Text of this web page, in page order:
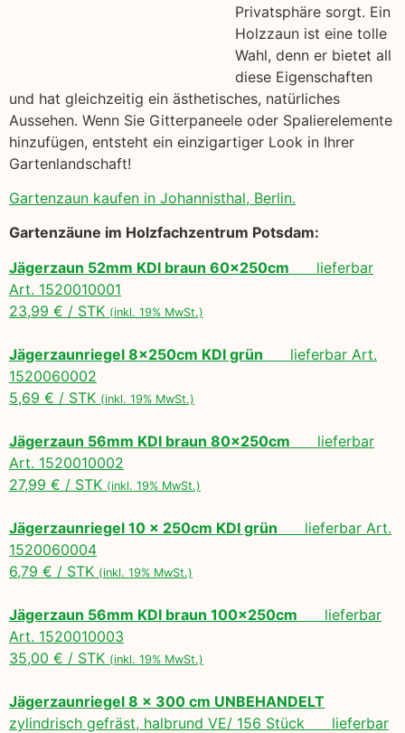
Privatsphäre sorgt. Ein
Holzzaun ist eine tolle
Wahl, denn er bietet all
diese Eigenschaften
und hat gleichzeitig ein ästhetisches, natürliches
Aussehen. Wenn Sie Gitterpaneele oder Spalierelemente
hinzufügen, entsteht ein einzigartiger Look in Ihrer
Gartenlandschaft!
Gartenzaun kaufen in Johannisthal, Berlin.
Gartenzäune im Holzfachzentrum Potsdam:
Jägerzaun 52mm KDI braun 60x250cm lieferbar
Art. 1520010001
23,99 € / STK (inkl. 19% MwSt.)
Jägerzaunriegel 8x250cm KDI grün lieferbar Art.
1520060002
5,69 € / STK (inkl. 19% MwSt.)
Jägerzaun 56mm KDI braun 80x250cm lieferbar
Art. 1520010002
27,99 € / STK (inkl. 19% MwSt.)
Jägerzaunriegel 10 x 250cm KDI grün lieferbar Art.
1520060004
6,79 € / STK (inkl. 19% MwSt.)
Jägerzaun 56mm KDI braun 100x250cm lieferbar
Art. 1520010003
35,00 € / STK (inkl. 19% MwSt.)
Jägerzaunriegel 8 x 300 cm UNBEHANDELT
zylindrisch gefräst, halbrund VE/ 156 Stück lieferbar